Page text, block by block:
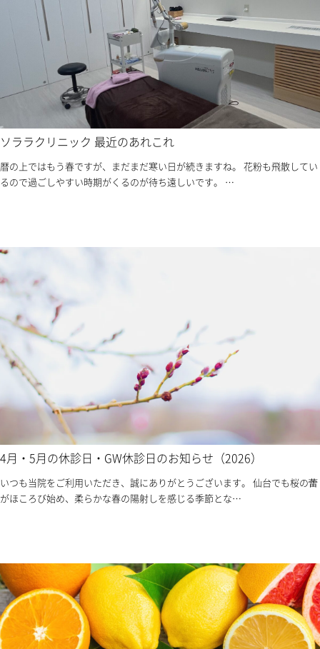
ソララクリニック 最近のあれこれ
暦の上ではもう春ですが、まだまだ寒い日が続きますね。 花粉も飛散してい
るので過ごしやすい時期がくるのが待ち遠しいです。 …
4月・5月の休診日・GW休診日のお知らせ（2026）
いつも当院をご利用いただき、誠にありがとうございます。 仙台でも桜の蕾
がほころび始め、柔らかな春の陽射しを感じる季節とな…